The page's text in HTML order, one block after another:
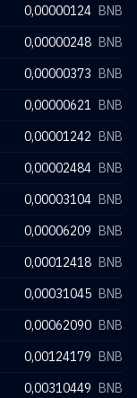
0,00000124 BNB
0,00000248 BNB
0,00000373 BNB
0,00000621 BNB
0,00001242 BNB
0,00002484 BNB
0,00003104 BNB
0,00006209 BNB
0,00012418 BNB
0,00031045 BNB
0,00062090 BNB
0,00124179 BNB
0,00310449 BNB